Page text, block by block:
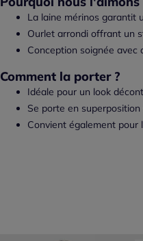
La laine mérinos garantit
Ourlet arrondi offrant un
Conception soignée
Comment la porter ?
Idéale pour un look
Se porte en
Convient également pour